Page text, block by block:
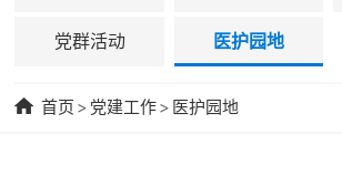
党群活动 医护园地
首页 > 党建工作> 医护园地